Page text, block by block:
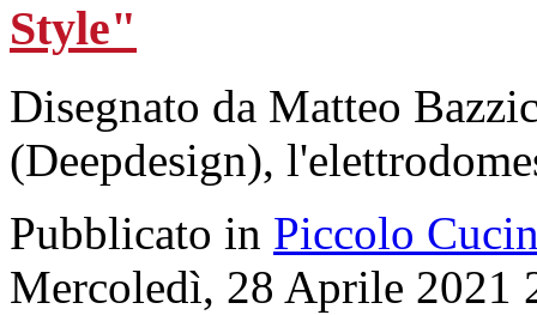
Style"
Disegnato da Matteo
(Deepdesign),
Pubblicato in Piccolo
Mercoledì, 28 Aprile 2021